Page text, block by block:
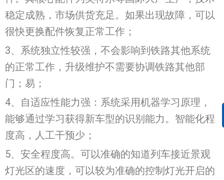
稳定成熟，市场供货充足。如果出现故障，可以
很快更换配件恢复正常工作；
3、系统独立性较强，不会影响到铁路其他系统
的正常工作，升级维护不需要协调铁路其他部
门；易；
4、自适应性能力强：系统采用机器学习原理，
能够通过学习获得新车型的识别能力。智能化程
度高，人工干预少；
5、安全程度高。可以准确的知道列车接近景观
灯光区的速度，可以较为准确的控制灯光开启的